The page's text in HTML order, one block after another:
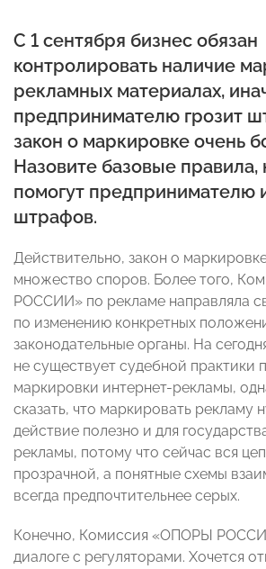
С 1 сентября бизнес обязан
контролировать наличие
рекламных материалах,
предпринимателю грозит
закон о маркировке очень
Назовите базовые правила,
помогут предпринимателю
штрафов.
Действительно, закон о
множество споров. Более того,
РОССИИ» по рекламе направляла
по изменению конкретных
законодательные органы. На
не существует судебной практики
маркировки интернет-рекламы,
сказать, что маркировать рекламу
действие полезно и для
рекламы, потому что сейчас вся
прозрачной, а понятные схемы
всегда предпочтительнее серых.
Конечно, Комиссия «ОПОРЫ
диалоге с регуляторами. Хочется